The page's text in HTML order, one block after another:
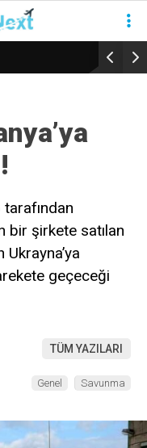
bir şirkete satılan
geçeceği
TÜM YAZILARI
Genel Savunma